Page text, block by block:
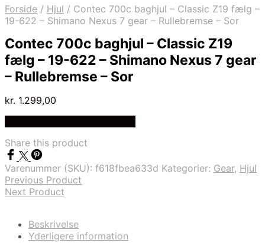
Forside / Hjul / Contec 700c baghjul – Classic Z19 fælg –
19-622 – Shimano Nexus 7 gear – Rullebremse – Sor
Contec 700c baghjul – Classic Z19
fælg – 19-622 – Shimano Nexus 7 gear
– Rullebremse – Sor
kr. 1.299,00
Share this product
Varenummer (SKU): f618fbea633d Kategorier: Gear, Hjul
Previous Product
Next Product
Beskrivelse
Yderligere information